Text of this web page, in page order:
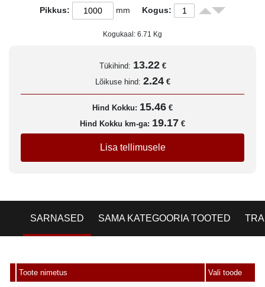
Pikkus: mm Kogus:
Kogukaal: 6.71 Kg
Tükihind: 13.22 €
Lõikuse hind: 2.24 €
Hind Kokku: 15.46 €
Hind Kokku km-ga: 19.17 €
Lisa tellimusele
SARNASED SAMA KATEGOORIA TOOTED
Toote nimetus Vali toode